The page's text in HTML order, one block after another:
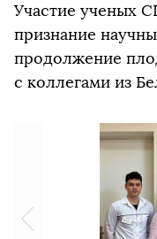
Участие ученых
признание
продолжение
с коллегами из